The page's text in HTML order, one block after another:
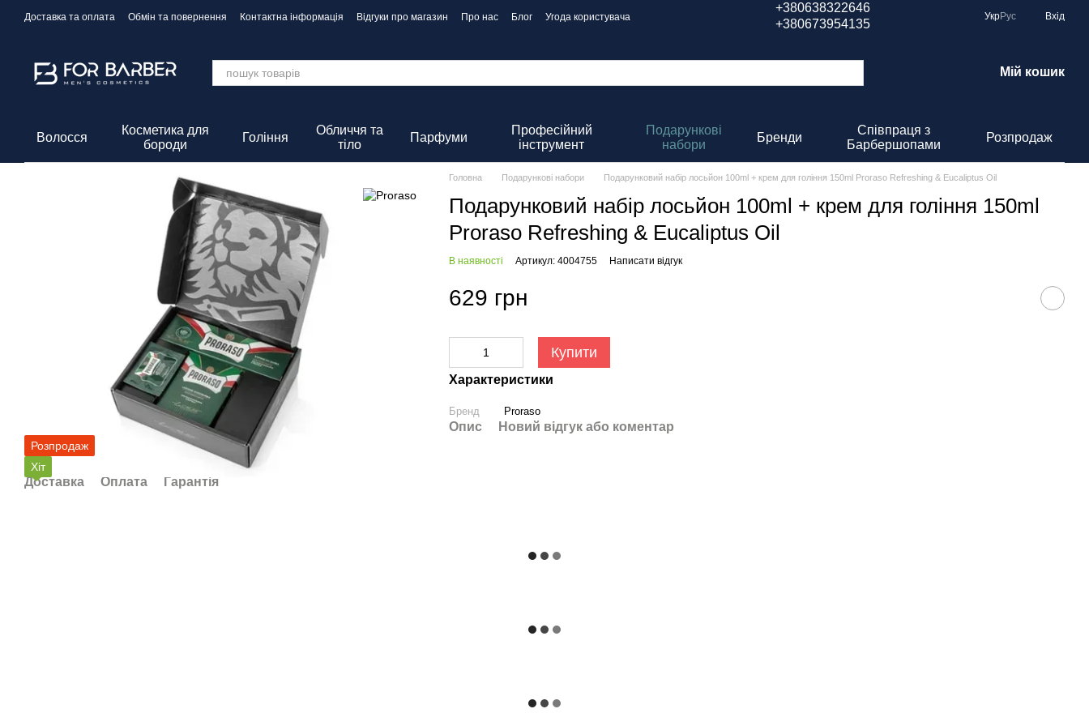
Перейти до основного контенту
Доставка та оплата Обмін та повернення Контактна інформація Відгуки про магазин Про нас Блог
Угода користувача
+380638322646
+380673954135
УкрРус Вхід
Мій кошик
Волосся
Косметика для
бороди
Гоління
Обличчя та
тіло
Парфуми
Професійний
інструмент
Подарункові
набори
Бренди
Співпраця з
Барбершопами
Розпродаж
Розпродаж
Хіт
Доставка Оплата Гарантія
Головна Подарункові набори Подарунковий набір лосьйон 100ml + крем для гоління 150ml Proraso Refreshing & Eucaliptus Oil
Подарунковий набір лосьйон 100ml + крем для гоління 150ml
Proraso Refreshing & Eucaliptus Oil
В наявності Артикул: 4004755 Написати відгук
629 грн
Купити
Характеристики
Бренд Proraso
Опис Новий відгук або коментар